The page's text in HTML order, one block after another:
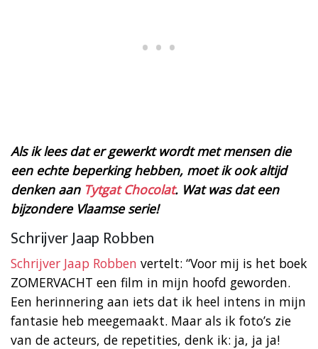
Als ik lees dat er gewerkt wordt met mensen die
een echte beperking hebben, moet ik ook altijd
denken aan Tytgat Chocolat. Wat was dat een
bijzondere Vlaamse serie!
Schrijver Jaap Robben
Schrijver Jaap Robben vertelt: “Voor mij is het boek
ZOMERVACHT een film in mijn hoofd geworden.
Een herinnering aan iets dat ik heel intens in mijn
fantasie heb meegemaakt. Maar als ik foto’s zie
van de acteurs, de repetities, denk ik: ja, ja ja!